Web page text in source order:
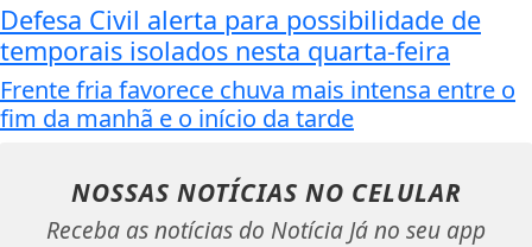
Defesa Civil alerta para possibilidade de
temporais isolados nesta quarta-feira
Frente fria favorece chuva mais intensa entre o
fim da manhã e o início da tarde
NOSSAS NOTÍCIAS NO CELULAR
Receba as notícias do Notícia Já no seu app